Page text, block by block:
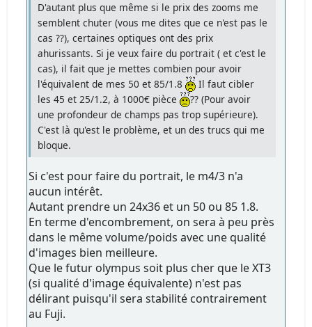
D'autant plus que même si le prix des zooms me
semblent chuter (vous me dites que ce n'est pas le
cas ??), certaines optiques ont des prix
ahurissants. Si je veux faire du portrait ( et c'est le
cas), il fait que je mettes combien pour avoir
l'équivalent de mes 50 et 85/1.8
Il faut cibler
les 45 et 25/1.2, à 1000€ pièce
?? (Pour avoir
une profondeur de champs pas trop supérieure).
C'est là qu'est le problème, et un des trucs qui me
bloque.
Si c'est pour faire du portrait, le m4/3 n'a
aucun intérêt.
Autant prendre un 24x36 et un 50 ou 85 1.8.
En terme d'encombrement, on sera à peu près
dans le même volume/poids avec une qualité
d'images bien meilleure.
Que le futur olympus soit plus cher que le XT3
(si qualité d'image équivalente) n'est pas
délirant puisqu'il sera stabilité contrairement
au Fuji.